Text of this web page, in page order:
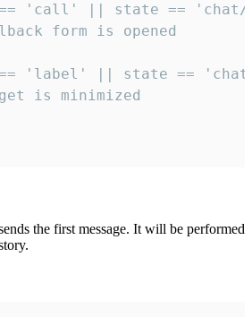
'call' || state ==
form is opened
'label' || state ==
is minimized
the first message. It will be performed